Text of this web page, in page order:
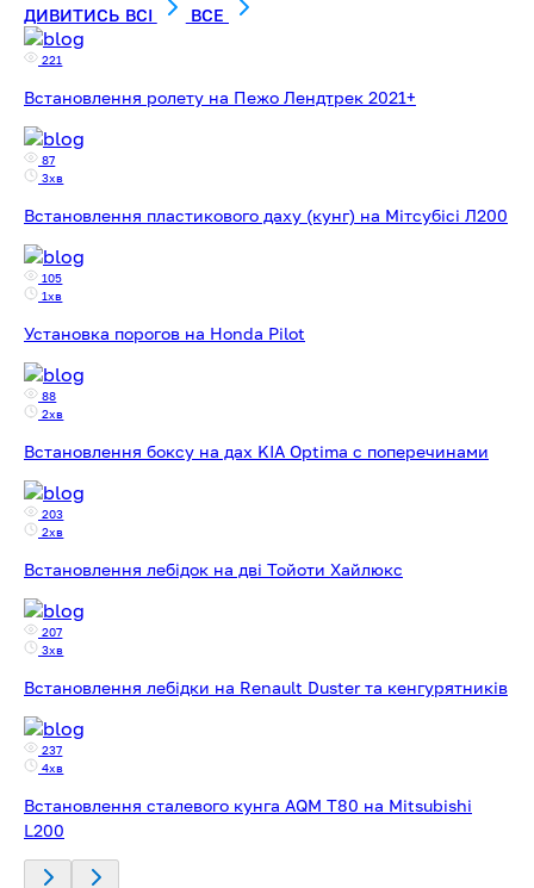
ДИВИТИСЬ ВСІ ВСE
221
Встановлення ролету на Пежо Лендтрек 2021+
87
3хв
Встановлення пластикового даху (кунг) на Мітсубісі Л200
105
1хв
Установка порогов на Honda Pilot
88
2хв
Встановлення боксу на дах KIA Optima с поперечинами
203
2хв
Встановлення лебідок на дві Тойоти Хайлюкс
207
3хв
Встановлення лебідки на Renault Duster та кенгурятників
237
4хв
Встановлення сталевого кунга AQM T80 на Mitsubishi
L200